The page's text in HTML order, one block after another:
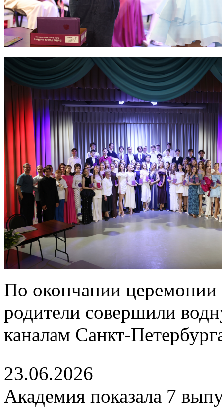
По окончании церемонии
родители совершили
каналам Санкт-
23.06.2026
Академия показала 7